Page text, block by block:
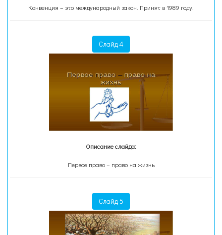
Конвенция – это международный закон. Принят в 1989 году.
Слайд 4
Описание слайда:
Первое право – право на жизнь
Слайд 5